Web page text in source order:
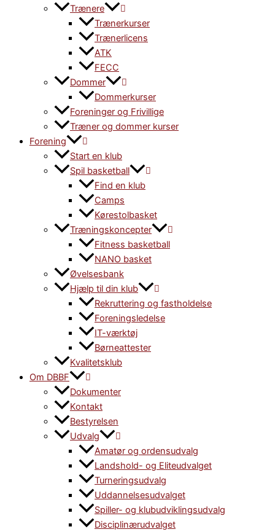
Trænere
Trænerkurser
Trænerlicens
ATK
FECC
Dommer
Dommerkurser
Foreninger og Frivillige
Træner og dommer kurser
Forening
Start en klub
Spil basketball
Find en klub
Camps
Kørestolbasket
Træningskoncepter
Fitness basketball
NANO basket
Øvelsesbank
Hjælp til din klub
Rekruttering og fastholdelse
Foreningsledelse
IT-værktøj
Børneattester
Kvalitetsklub
Om DBBF
Dokumenter
Kontakt
Bestyrelsen
Udvalg
Amatør og ordensudvalg
Landshold- og Eliteudvalget
Turneringsudvalg
Uddannelsesudvalget
Spiller- og klubudviklingsudvalg
Disciplinærudvalget